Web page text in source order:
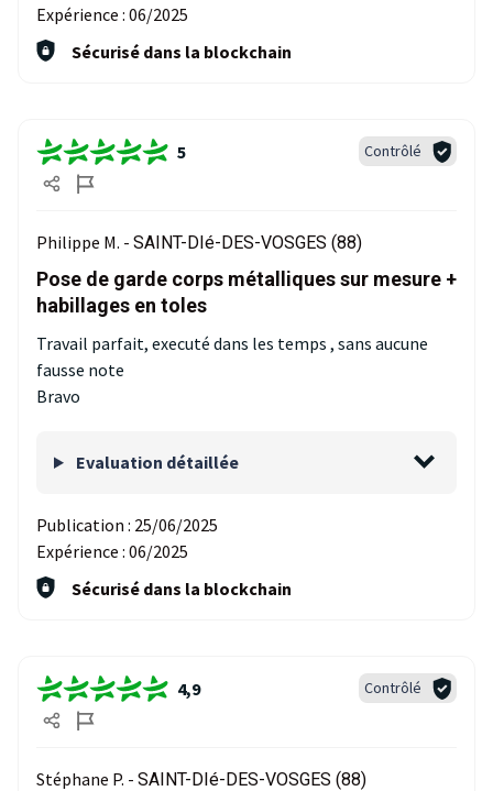
Expérience : 06/2025
Sécurisé dans la blockchain
5 Contrôlé
Philippe M. - SAINT-DIé-DES-VOSGES (88)
Pose de garde corps métalliques sur mesure +
habillages en toles
Travail parfait, executé dans les temps , sans aucune
fausse note
Bravo
Evaluation détaillée
Publication : 25/06/2025
Expérience : 06/2025
Sécurisé dans la blockchain
4,9 Contrôlé
Stéphane P. - SAINT-DIé-DES-VOSGES (88)